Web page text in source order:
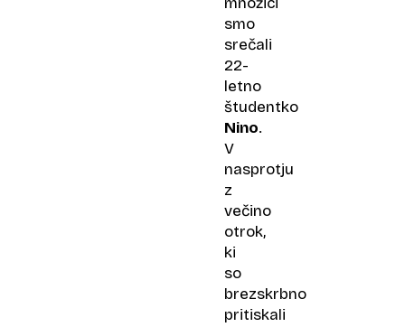
smo
srečali
22-
letno
študentko
Nino.
V
nasprotju
z
večino
otrok,
ki
so
brezskrbno
pritiskali